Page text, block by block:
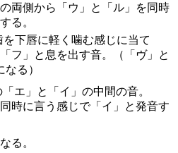
両側から「ウ」と「ル」を同時
る。
を下唇に軽く噛む感じに当て
フ」と息を出す音。（「ヴ」と
る）
「エ」と「イ」の中間の音。
時に言う感じで「イ」と発音す
る。